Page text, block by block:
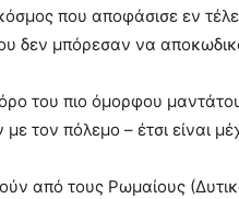
που αποφάσισε εν
δεν μπόρεσαν να
του πιο όμορφου
τον πόλεμο – έτσι είναι
από τους Ρωμαίους